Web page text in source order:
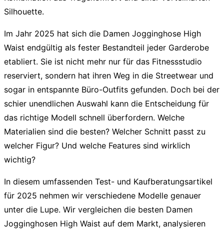
Silhouette.
Im Jahr 2025 hat sich die Damen Jogginghose High
Waist endgültig als fester Bestandteil jeder Garderobe
etabliert. Sie ist nicht mehr nur für das Fitnessstudio
reserviert, sondern hat ihren Weg in die Streetwear und
sogar in entspannte Büro-Outfits gefunden. Doch bei der
schier unendlichen Auswahl kann die Entscheidung für
das richtige Modell schnell überfordern. Welche
Materialien sind die besten? Welcher Schnitt passt zu
welcher Figur? Und welche Features sind wirklich
wichtig?
In diesem umfassenden Test- und Kaufberatungsartikel
für 2025 nehmen wir verschiedene Modelle genauer
unter die Lupe. Wir vergleichen die besten Damen
Jogginghosen High Waist auf dem Markt, analysieren